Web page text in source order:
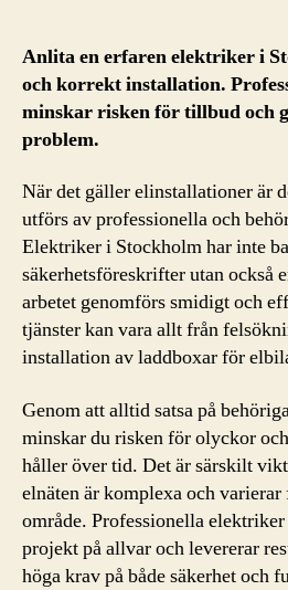
Anlita en erfaren elektriker i
och korrekt installation.
minskar risken för tillbud och
problem.
När det gäller elinstallationer är
utförs av professionella och
Elektriker i Stockholm har inte
säkerhetsföreskrifter utan också
arbetet genomförs smidigt och
tjänster kan vara allt från
installation av laddboxar för
Genom att alltid satsa på
minskar du risken för olyckor
håller över tid. Det är särskilt
elnäten är komplexa och
område. Professionella elektriker
projekt på allvar och levererar
höga krav på både säkerhet och